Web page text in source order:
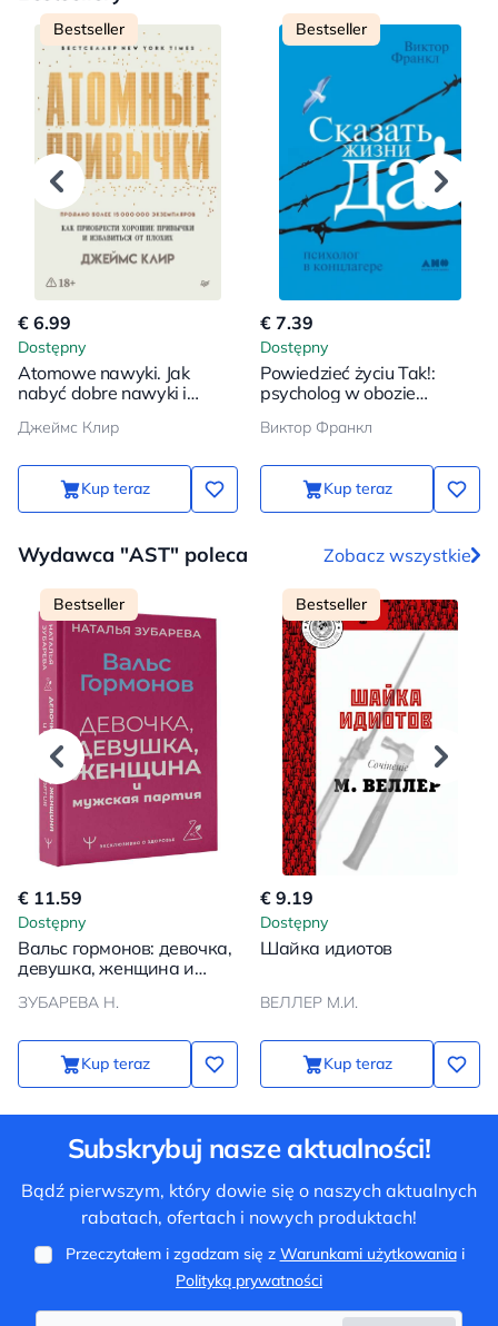
Bestseller
€ 6.99
Dostępny
Atomowe nawyki. Jak
nabyć dobre nawyki i
Джеймс Клир
Kup teraz
Bestseller
€ 7.39
Dostępny
Powiedzieć życiu Tak!:
psycholog w obozie
Виктор Франкл
Kup teraz
Wydawca "AST" poleca Zobacz wszystkie
Bestseller
€ 11.59
Dostępny
Вальс гормонов: девочка,
девушка, женщина и
ЗУБАРЕВА Н.
Kup teraz
Bestseller
€ 9.19
Dostępny
Шайка идиотов
ВЕЛЛЕР М.И.
Kup teraz
Subskrybuj nasze aktualności!
Bądź pierwszym, który dowie się o naszych aktualnych
rabatach, ofertach i nowych produktach!
Przeczytałem i zgadzam się z Warunkami użytkowaniai
Polityką prywatności